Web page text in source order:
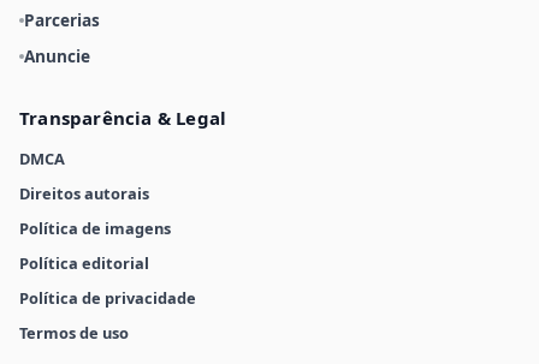
Parcerias
Anuncie
Transparência & Legal
DMCA
Direitos autorais
Política de imagens
Política editorial
Política de privacidade
Termos de uso